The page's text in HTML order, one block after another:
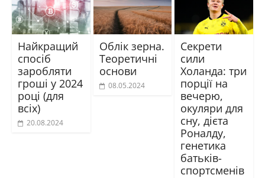
Найкращий
спосіб
заробляти
гроші у 2024
році (для
всіх)
20.08.2024
Облік зерна.
Теоретичні
основи
08.05.2024
Секрети
сили
Холанда: три
порції на
вечерю,
окуляри для
сну, дієта
Роналду,
генетика
батьків-
спортсменів